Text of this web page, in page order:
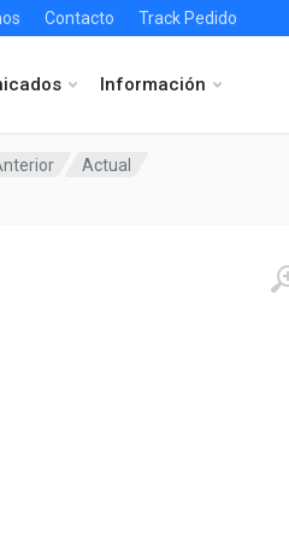
Contacto Track Pedido
Información
Actual